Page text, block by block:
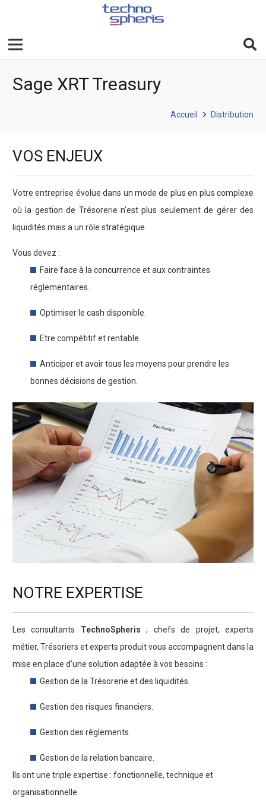
Sage XRT Treasury
Accueil Distribution
VOS ENJEUX
Votre entreprise évolue dans un mode de plus en plus complexe
où la gestion de Trésorerie n’est plus seulement de gérer des
liquidités mais a un rôle stratégique.
Vous devez :
Faire face à la concurrence et aux contraintes
réglementaires.
Optimiser le cash disponible.
Etre compétitif et rentable.
Anticiper et avoir tous les moyens pour prendre les
bonnes décisions de gestion.
NOTRE EXPERTISE
Les consultants TechnoSpheris ; chefs de projet, experts
métier, Trésoriers et experts produit vous accompagnent dans la
mise en place d’une solution adaptée à vos besoins :
Gestion de la Trésorerie et des liquidités.
Gestion des risques financiers.
Gestion des règlements.
Gestion de la relation bancaire.
lls ont une triple expertise : fonctionnelle, technique et
organisationnelle.